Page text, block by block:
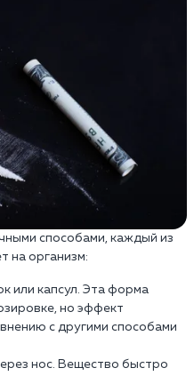
способами, каждый из
на организм:
или капсул. Эта форма
но эффект
с другими способами
нос. Вещество быстро